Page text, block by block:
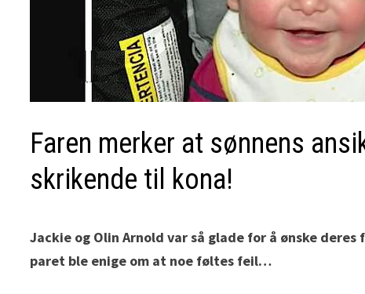
Faren merker at sønnens
skrikende til kona!
Jackie og Olin Arnold var så glade for å ønske
paret ble enige om at noe føltes feil…